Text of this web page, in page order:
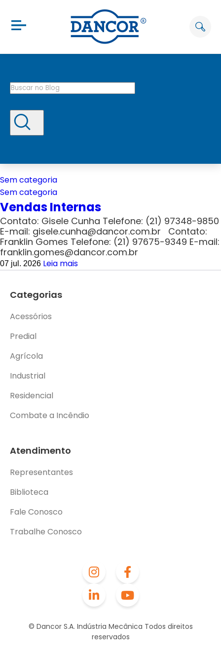
Sem categoria
Sem categoria
Vendas Internas
Contato: Gisele Cunha Telefone: (21) 97348-9850
E-mail: gisele.cunha@dancor.com.br Contato:
Franklin Gomes Telefone: (21) 97675-9349 E-mail:
franklin.gomes@dancor.com.br
07 jul. 2026 Leia mais
© Dancor S.A. Indústria Mecânica Todos direitos
reservados
Categorias
Acessórios
Predial
Agrícola
Industrial
Residencial
Combate a Incêndio
Atendimento
Representantes
Biblioteca
Fale Conosco
Trabalhe Conosco